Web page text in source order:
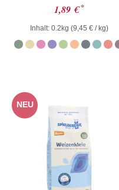
Bewertet
mit
0
von
5
1,89 € *
Inhalt: 0.2kg (9,45 €/ kg)
NEU